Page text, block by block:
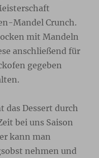
Mandel Crunch.
mit Mandeln
anschließend für
gegeben
das Dessert durch
bei uns Saison
kann man
nehmen und